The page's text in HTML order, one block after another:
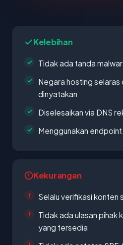
Kelebihan
Tidak ada tanda
Negara hosting selaras
dinyatakan
Diselesaikan via DNS
Menggunakan
Kekurangan
Selalu verifikasi konten
Tidak ada ulasan pihak
yang tersedia